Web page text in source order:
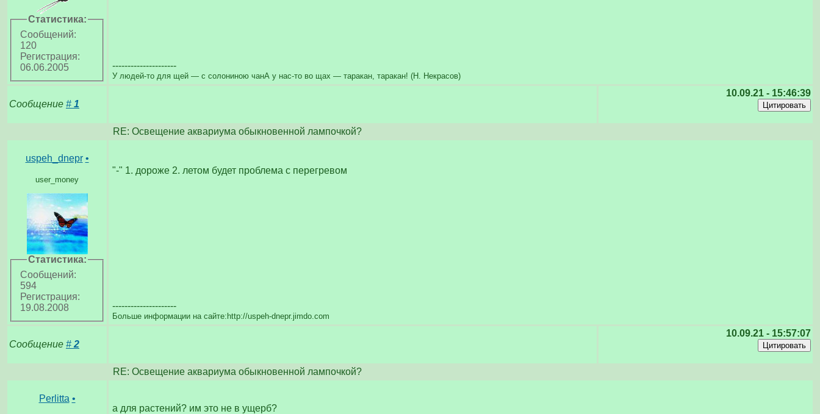
Статистика:
Сообщений:
120
Регистрация:
06.06.2005
---------------------
У людей-то для щей — с солониною чанА у нас-то во щах — таракан, таракан! (Н. Некрасов)
Сообщение # 1
10.09.21 - 15:46:39
RE: Освещение аквариума обыкновенной лампочкой?
uspeh_dnepr •
user_money
Статистика:
Сообщений:
594
Регистрация:
19.08.2008
"-" 1. дороже 2. летом будет проблема с перегревом
---------------------
Больше информации на сайте:http://uspeh-dnepr.jimdo.com
Сообщение # 2
10.09.21 - 15:57:07
RE: Освещение аквариума обыкновенной лампочкой?
Perlitta •
а для растений? им это не в ущерб?